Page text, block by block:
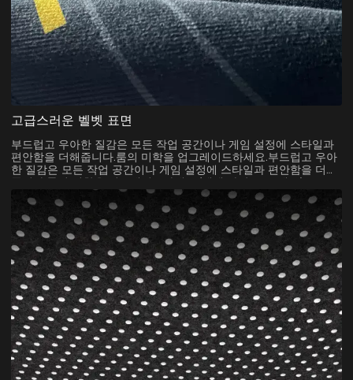
고급스러운 벨벳 표면
부드럽고 우아한 질감은 모든 작업 공간이나 게임 설정에 스타일과
편안함을 더해줍니다.룸의 미학을 업그레이드하세요.부드럽고 우아
한 질감은 모든 작업 공간이나 게임 설정에 스타일과 편안함을 더해
줍니다.룸의 미학을 업그레이드하세요.(벨벳 바닥 보호 매트)